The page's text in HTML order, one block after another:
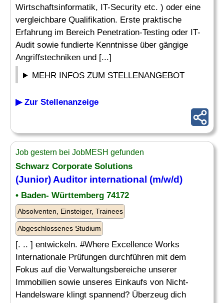
Wirtschaftsinformatik, IT-Security etc. ) oder eine
vergleichbare Qualifikation. Erste praktische
Erfahrung im Bereich Penetration-Testing oder IT-
Audit sowie fundierte Kenntnisse über gängige
Angriffstechniken und [...]
MEHR INFOS ZUM STELLENANGEBOT
▶ Zur Stellenanzeige
Job gestern bei JobMESH gefunden
Schwarz Corporate Solutions
(Junior) Auditorinternational (m/w/d)
• Baden- Württemberg 74172
Absolventen, Einsteiger, Trainees
Abgeschlossenes Studium
[. .. ] entwickeln. #Where Excellence Works
Internationale Prüfungen durchführen mit dem
Fokus auf die Verwaltungsbereiche unserer
Immobilien sowie unseres Einkaufs von Nicht-
Handelsware klingt spannend? Überzeug dich